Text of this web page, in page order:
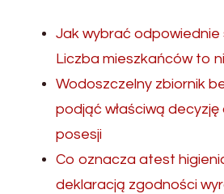
Jak wybrać
Liczba mieszkańców to
Wodoszczelny zbiornik
podjąć właściwą decyzję
posesji
Co oznacza atest
deklaracją zgodności